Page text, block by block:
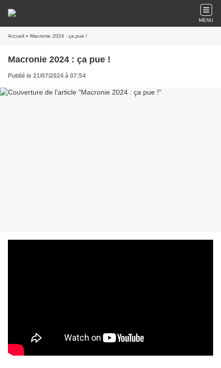
MENU
Accueil » Macronie 2024 : ça pue !
Macronie 2024 : ça pue !
Publié le 21/07/2024 à 07:54